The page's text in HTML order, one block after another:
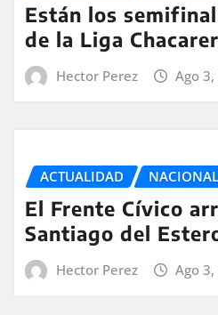
Están los
de la Liga
Hector Perez Ago
ACTUALIDAD
El Frente Cívico
Santiago del
Hector Perez Ago